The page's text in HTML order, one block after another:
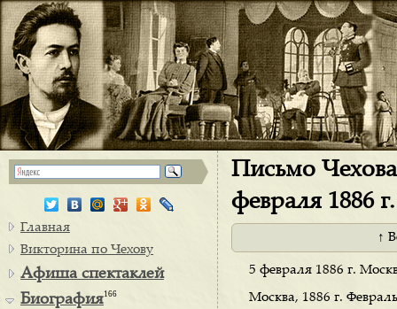
Письмо
февраля 1886 г.
↑
5 февраля 1886 г.
Москва, 1886 г.
Главная
Викторина по Чехову
Афиша спектаклей
Биография166